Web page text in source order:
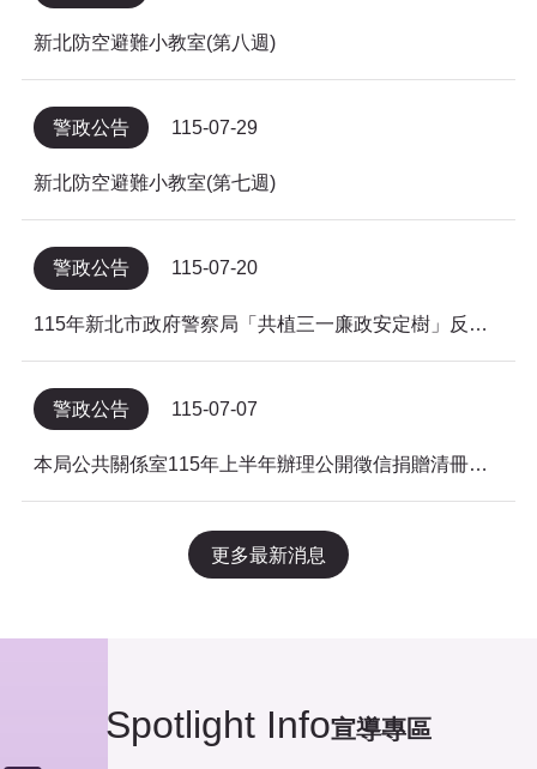
新北防空避難小教室(第八週)
警政公告 115-07-29
新北防空避難小教室(第七週)
警政公告 115-07-20
115年新北市政府警察局「共植三一廉政安定樹」反貪倡廉有獎徵答得獎名單公告
警政公告 115-07-07
本局公共關係室115年上半年辦理公開徵信捐贈清冊及明細表，依公益勸募條例公告。
更多最新消息
Spotlight Info宣導專區